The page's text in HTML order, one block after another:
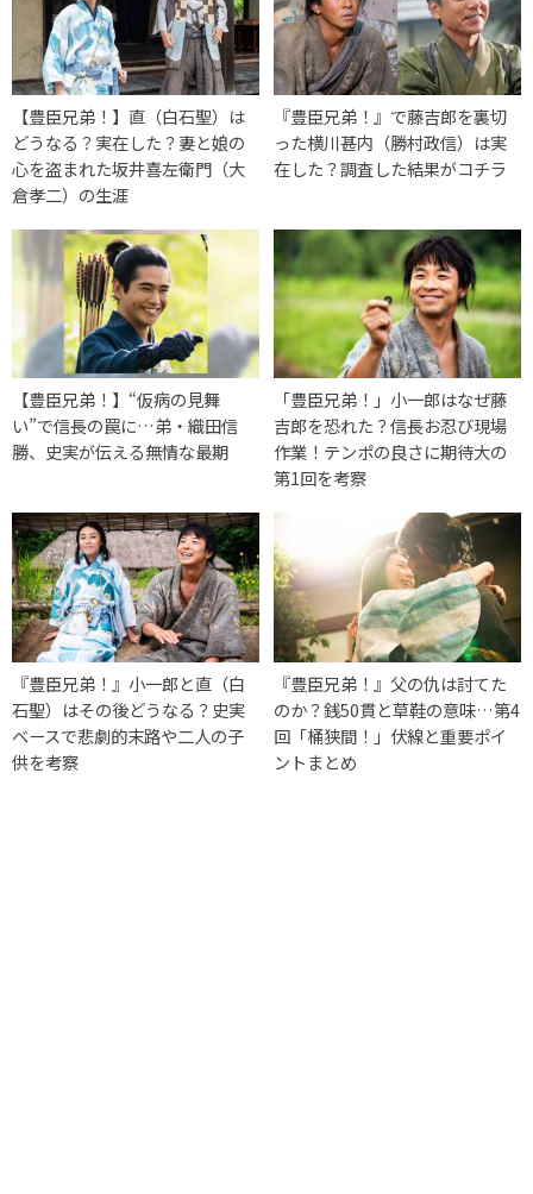
【豊臣兄弟！】直（白石聖）は
どうなる？実在した？妻と娘の
心を盗まれた坂井喜左衛門（大
倉孝二）の生涯
『豊臣兄弟！』で藤吉郎を裏切
った横川甚内（勝村政信）は実
在した？調査した結果がコチラ
【豊臣兄弟！】“仮病の見舞
い”で信長の罠に…弟・織田信
勝、史実が伝える無情な最期
「豊臣兄弟！」小一郎はなぜ藤
吉郎を恐れた？信長お忍び現場
作業！テンポの良さに期待大の
第1回を考察
『豊臣兄弟！』小一郎と直（白
石聖）はその後どうなる？史実
ベースで悲劇的末路や二人の子
供を考察
『豊臣兄弟！』父の仇は討てた
のか？銭50貫と草鞋の意味…第4
回「桶狭間！」伏線と重要ポイ
ントまとめ